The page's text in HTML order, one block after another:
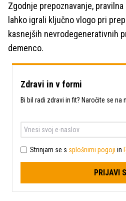
Zgodnje prepoznavanje,
lahko igrali ključno vlogo pri
kasnejših nevrodegenerativnih
demenco.
Zdravi in v formi
Bi bil radi zdravi in fit? Naročite se na
Strinjam se s splošnimi pogoji in
PRIJAVI